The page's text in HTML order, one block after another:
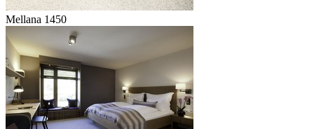
Mellana 1450